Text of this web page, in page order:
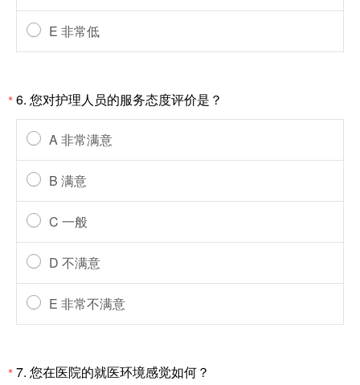
E 非常低
*6. 您对护理人员的服务态度评价是？
A 非常满意
B 满意
C 一般
D 不满意
E 非常不满意
*7. 您在医院的就医环境感觉如何？